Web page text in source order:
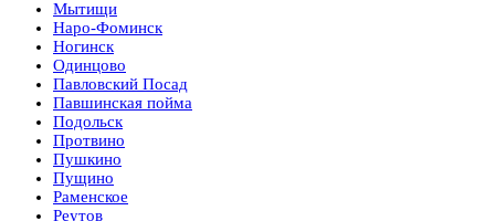
Мытищи
Наро-Фоминск
Ногинск
Одинцово
Павловский Посад
Павшинская пойма
Подольск
Протвино
Пушкино
Пущино
Раменское
Реутов